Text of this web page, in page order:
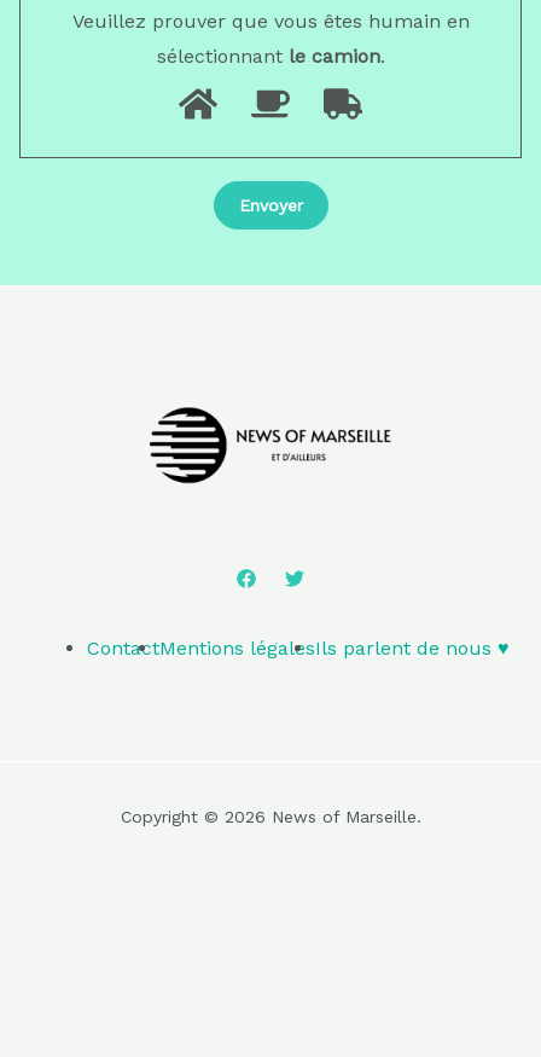
Veuillez prouver que vous êtes humain en
sélectionnantle camion.
ContactMentions légalesIls parlent de nous ♥️
Copyright © 2026 News of Marseille.